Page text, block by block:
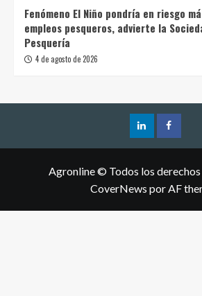
Fenómeno El Niño pondría en riesgo
empleos pesqueros, advierte la
Pesquería
4 de agosto de 2026
Agronline © Todos los derechos
CoverNews por AF